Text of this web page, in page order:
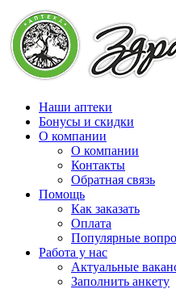
Наши аптеки
Бонусы и скидки
О компании
О компании
Контакты
Обратная связь
Помощь
Как заказать
Оплата
Популярные
Работа у нас
Актуальные
Заполнить анкету